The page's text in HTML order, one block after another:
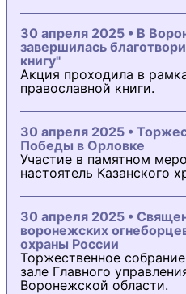
30 апреля 2025 • В
завершилась
книгу"
Акция проходила в
православной книги.
30 апреля 2025 •
Победы в Орловке
Участие в памятном
настоятель Казанского
30 апреля 2025 •
воронежских
охраны России
Торжественное
зале Главного
Воронежской области.